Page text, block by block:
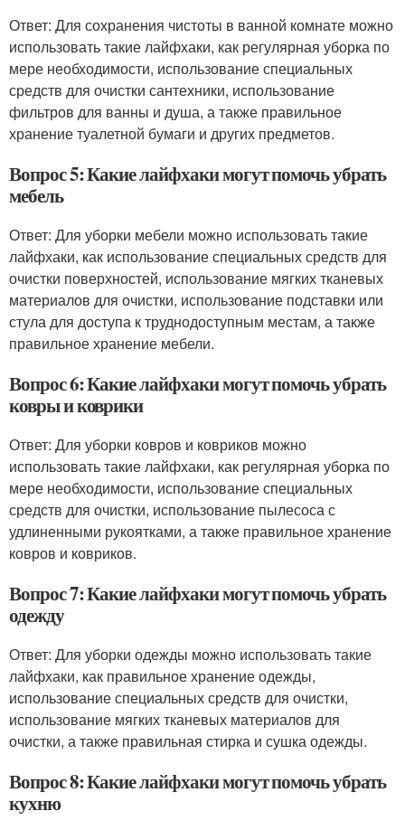
Ответ: Для сохранения чистоты в ванной комнате можно
использовать такие лайфхаки, как регулярная уборка по
мере необходимости, использование специальных
средств для очистки сантехники, использование
фильтров для ванны и душа, а также правильное
хранение туалетной бумаги и других предметов.
Вопрос 5: Какие лайфхаки могут помочь убрать
мебель
Ответ: Для уборки мебели можно использовать такие
лайфхаки, как использование специальных средств для
очистки поверхностей, использование мягких тканевых
материалов для очистки, использование подставки или
стула для доступа к труднодоступным местам, а также
правильное хранение мебели.
Вопрос 6: Какие лайфхаки могут помочь убрать
ковры и коврики
Ответ: Для уборки ковров и ковриков можно
использовать такие лайфхаки, как регулярная уборка по
мере необходимости, использование специальных
средств для очистки, использование пылесоса с
удлиненными рукоятками, а также правильное хранение
ковров и ковриков.
Вопрос 7: Какие лайфхаки могут помочь убрать
одежду
Ответ: Для уборки одежды можно использовать такие
лайфхаки, как правильное хранение одежды,
использование специальных средств для очистки,
использование мягких тканевых материалов для
очистки, а также правильная стирка и сушка одежды.
Вопрос 8: Какие лайфхаки могут помочь убрать
кухню